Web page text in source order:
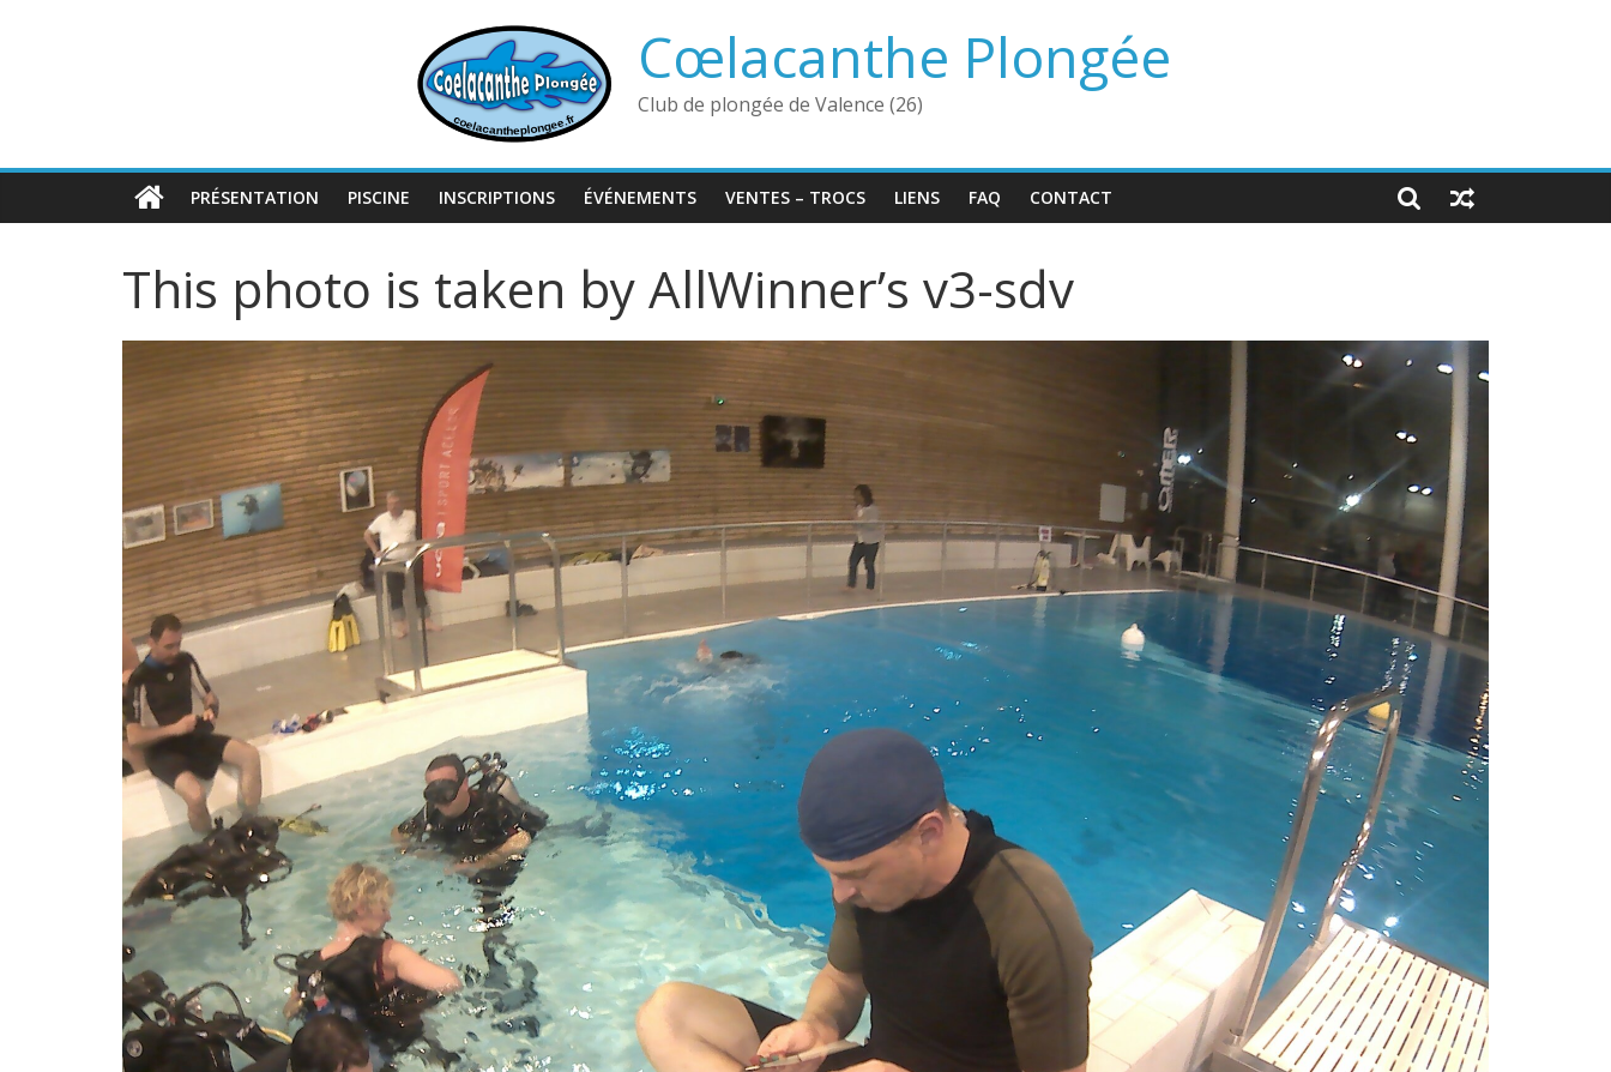
Cœlacanthe Plongée
Club de plongée de Valence (26)
PRÉSENTATION PISCINE INSCRIPTIONS ÉVÉNEMENTS VENTES – TROCS LIENS FAQ CONTACT
This photo is taken by AllWinner’s v3-sdv